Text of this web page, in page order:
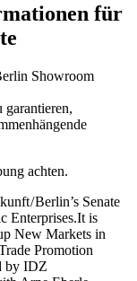
für
Showroom
garantieren,
achten.
/ Berlin’s Senate
Enterprises.It is
New Markets in
Promotion
by IDZ